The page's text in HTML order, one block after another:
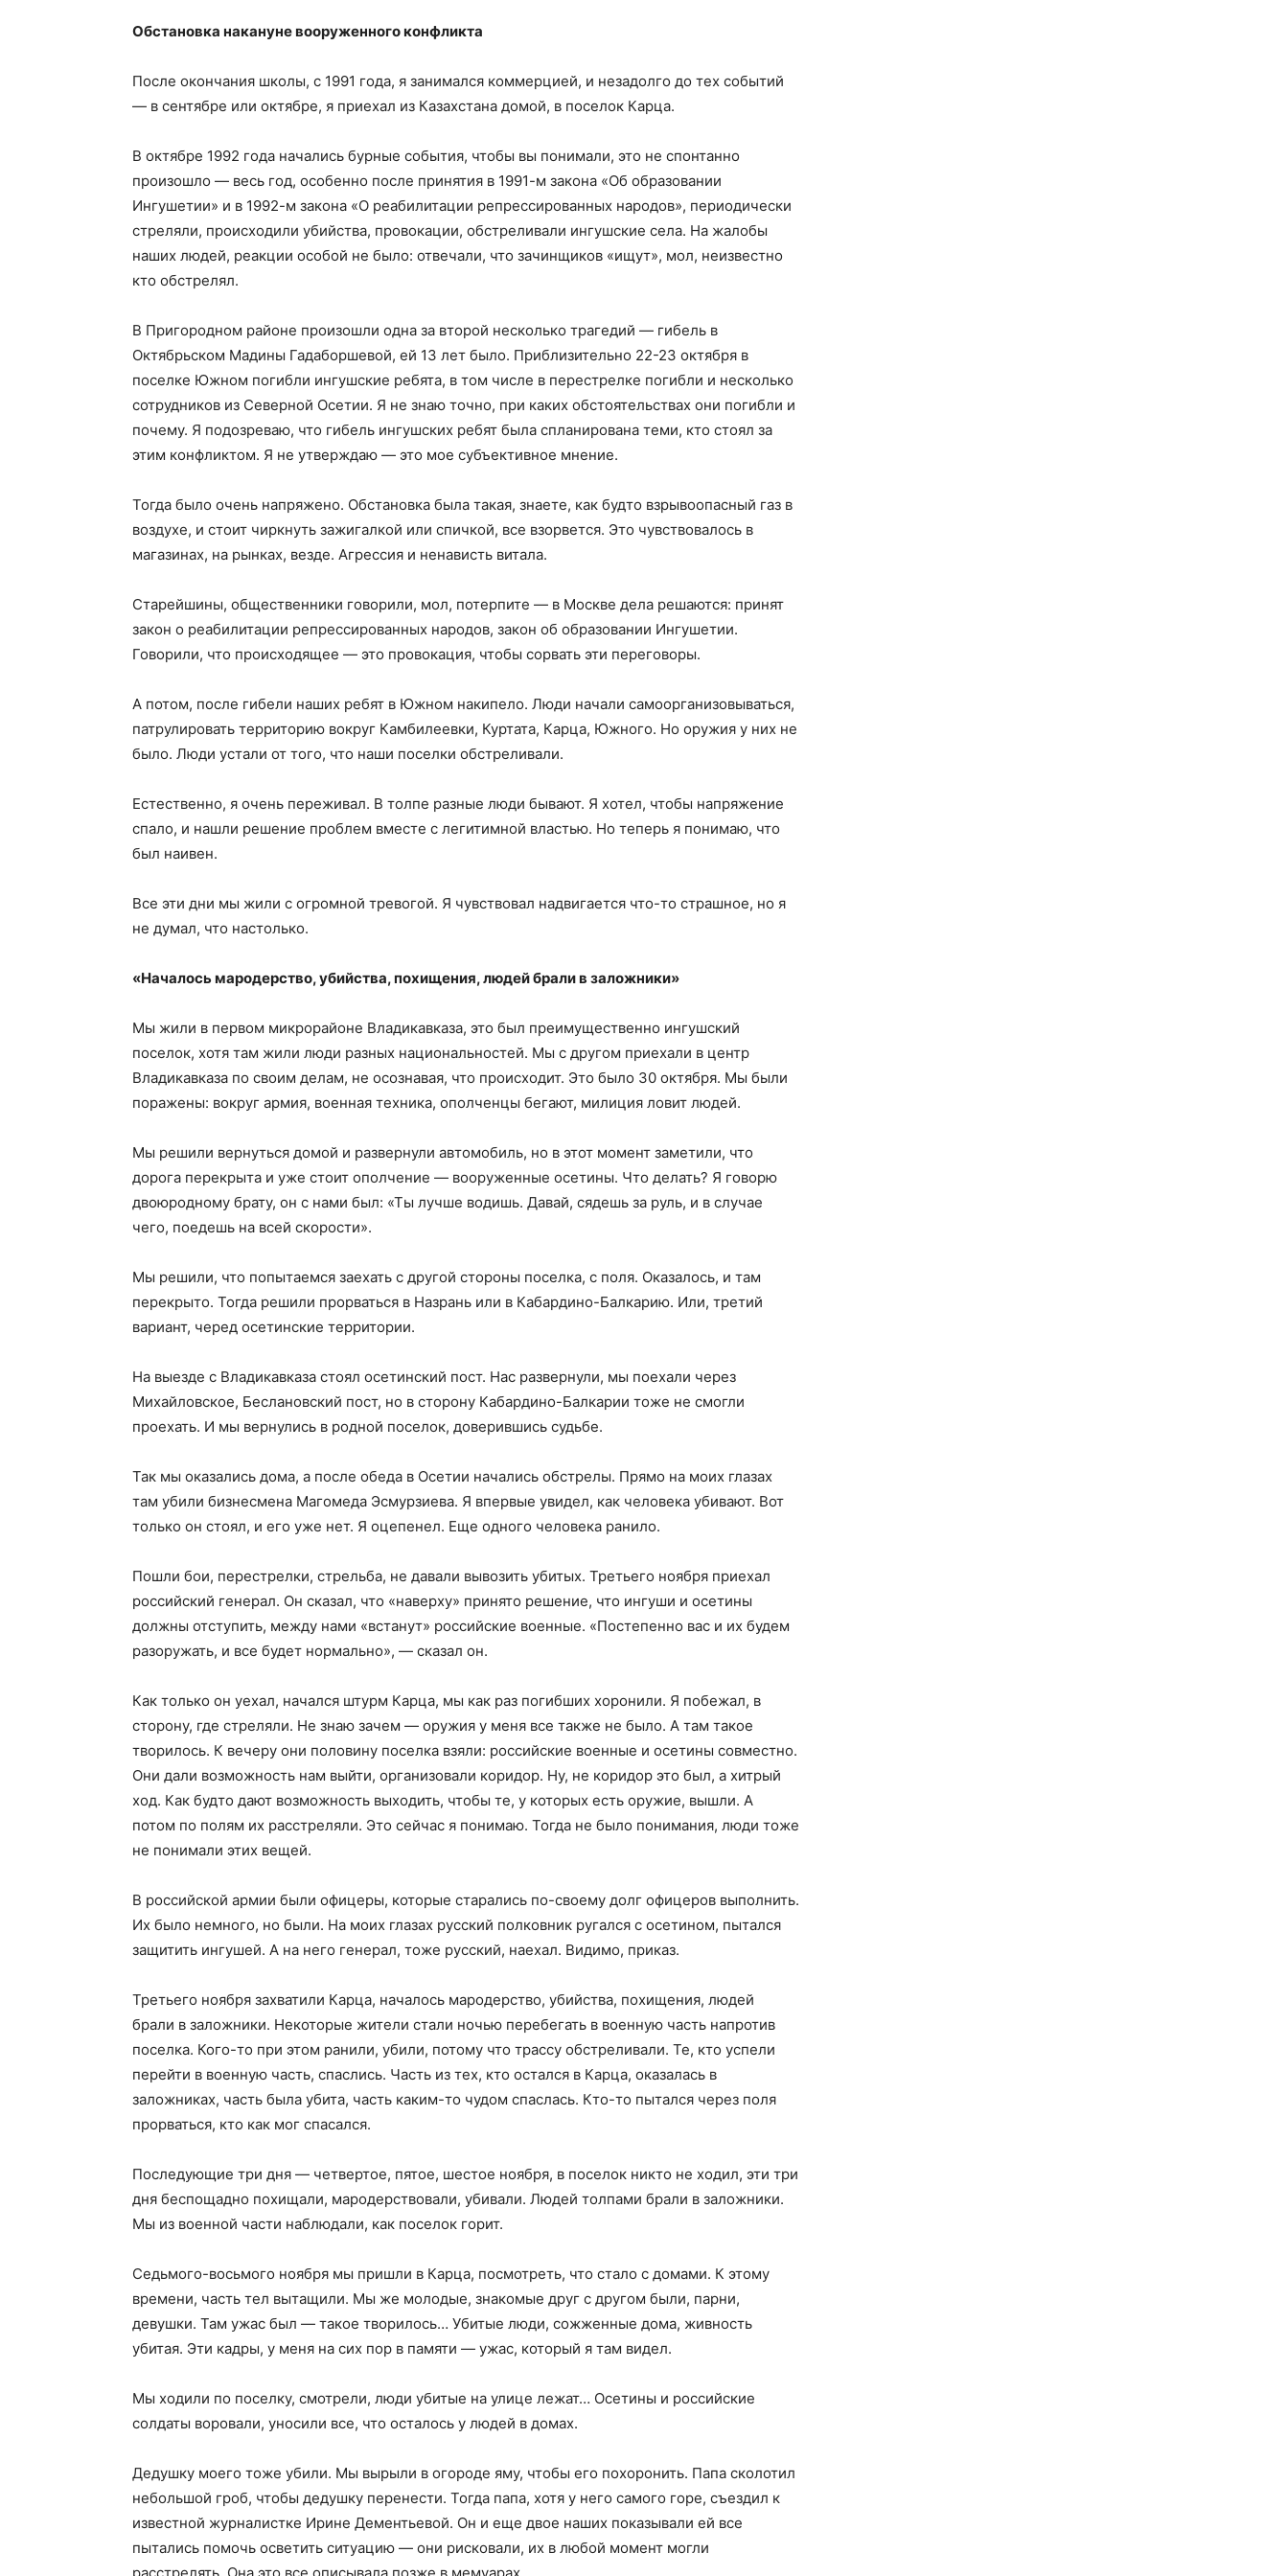
Обстановка накануне вооруженного конфликта
После окончания школы, с 1991 года, я занимался коммерцией, и незадолго до тех событий
— в сентябре или октябре, я приехал из Казахстана домой, в поселок Карца.
В октябре 1992 года начались бурные события, чтобы вы понимали, это не спонтанно
произошло — весь год, особенно после принятия в 1991-м закона «Об образовании
Ингушетии» и в 1992-м закона «О реабилитации репрессированных народов», периодически
стреляли, происходили убийства, провокации, обстреливали ингушские села. На жалобы
наших людей, реакции особой не было: отвечали, что зачинщиков «ищут», мол, неизвестно
кто обстрелял.
В Пригородном районе произошли одна за второй несколько трагедий — гибель в
Октябрьском Мадины Гадаборшевой, ей 13 лет было. Приблизительно 22-23 октября в
поселке Южном погибли ингушские ребята, в том числе в перестрелке погибли и несколько
сотрудников из Северной Осетии. Я не знаю точно, при каких обстоятельствах они погибли и
почему. Я подозреваю, что гибель ингушских ребят была спланирована теми, кто стоял за
этим конфликтом. Я не утверждаю — это мое субъективное мнение.
Тогда было очень напряжено. Обстановка была такая, знаете, как будто взрывоопасный газ в
воздухе, и стоит чиркнуть зажигалкой или спичкой, все взорвется. Это чувствовалось в
магазинах, на рынках, везде. Агрессия и ненависть витала.
Старейшины, общественники говорили, мол, потерпите — в Москве дела решаются: принят
закон о реабилитации репрессированных народов, закон об образовании Ингушетии.
Говорили, что происходящее — это провокация, чтобы сорвать эти переговоры.
А потом, после гибели наших ребят в Южном накипело. Люди начали самоорганизовываться,
патрулировать территорию вокруг Камбилеевки, Куртата, Карца, Южного. Но оружия у них не
было. Люди устали от того, что наши поселки обстреливали.
Естественно, я очень переживал. В толпе разные люди бывают. Я хотел, чтобы напряжение
спало, и нашли решение проблем вместе с легитимной властью. Но теперь я понимаю, что
был наивен.
Все эти дни мы жили с огромной тревогой. Я чувствовал надвигается что-то страшное, но я
не думал, что настолько.
«Началось мародерство, убийства, похищения, людей брали в заложники»
Мы жили в первом микрорайоне Владикавказа, это был преимущественно ингушский
поселок, хотя там жили люди разных национальностей. Мы с другом приехали в центр
Владикавказа по своим делам, не осознавая, что происходит. Это было 30 октября. Мы были
поражены: вокруг армия, военная техника, ополченцы бегают, милиция ловит людей.
Мы решили вернуться домой и развернули автомобиль, но в этот момент заметили, что
дорога перекрыта и уже стоит ополчение — вооруженные осетины. Что делать? Я говорю
двоюродному брату, он с нами был: «Ты лучше водишь. Давай, сядешь за руль, и в случае
чего, поедешь на всей скорости».
Мы решили, что попытаемся заехать с другой стороны поселка, с поля. Оказалось, и там
перекрыто. Тогда решили прорваться в Назрань или в Кабардино-Балкарию. Или, третий
вариант, черед осетинские территории.
На выезде с Владикавказа стоял осетинский пост. Нас развернули, мы поехали через
Михайловское, Беслановский пост, но в сторону Кабардино-Балкарии тоже не смогли
проехать. И мы вернулись в родной поселок, доверившись судьбе.
Так мы оказались дома, а после обеда в Осетии начались обстрелы. Прямо на моих глазах
там убили бизнесмена Магомеда Эсмурзиева. Я впервые увидел, как человека убивают. Вот
только он стоял, и его уже нет. Я оцепенел. Еще одного человека ранило.
Пошли бои, перестрелки, стрельба, не давали вывозить убитых. Третьего ноября приехал
российский генерал. Он сказал, что «наверху» принято решение, что ингуши и осетины
должны отступить, между нами «встанут» российские военные. «Постепенно вас и их будем
разоружать, и все будет нормально», — сказал он.
Как только он уехал, начался штурм Карца, мы как раз погибших хоронили. Я побежал, в
сторону, где стреляли. Не знаю зачем — оружия у меня все также не было. А там такое
творилось. К вечеру они половину поселка взяли: российские военные и осетины совместно.
Они дали возможность нам выйти, организовали коридор. Ну, не коридор это был, а хитрый
ход. Как будто дают возможность выходить, чтобы те, у которых есть оружие, вышли. А
потом по полям их расстреляли. Это сейчас я понимаю. Тогда не было понимания, люди тоже
не понимали этих вещей.
В российской армии были офицеры, которые старались по-своему долг офицеров выполнить.
Их было немного, но были. На моих глазах русский полковник ругался с осетином, пытался
защитить ингушей. А на него генерал, тоже русский, наехал. Видимо, приказ.
Третьего ноября захватили Карца, началось мародерство, убийства, похищения, людей
брали в заложники. Некоторые жители стали ночью перебегать в военную часть напротив
поселка. Кого-то при этом ранили, убили, потому что трассу обстреливали. Те, кто успели
перейти в военную часть, спаслись. Часть из тех, кто остался в Карца, оказалась в
заложниках, часть была убита, часть каким-то чудом спаслась. Кто-то пытался через поля
прорваться, кто как мог спасался.
Последующие три дня — четвертое, пятое, шестое ноября, в поселок никто не ходил, эти три
дня беспощадно похищали, мародерствовали, убивали. Людей толпами брали в заложники.
Мы из военной части наблюдали, как поселок горит.
Седьмого-восьмого ноября мы пришли в Карца, посмотреть, что стало с домами. К этому
времени, часть тел вытащили. Мы же молодые, знакомые друг с другом были, парни,
девушки. Там ужас был — такое творилось… Убитые люди, сожженные дома, живность
убитая. Эти кадры, у меня на сих пор в памяти — ужас, который я там видел.
Мы ходили по поселку, смотрели, люди убитые на улице лежат… Осетины и российские
солдаты воровали, уносили все, что осталось у людей в домах.
Дедушку моего тоже убили. Мы вырыли в огороде яму, чтобы его похоронить. Папа сколотил
небольшой гроб, чтобы дедушку перенести. Тогда папа, хотя у него самого горе, съездил к
известной журналистке Ирине Дементьевой. Он и еще двое наших показывали ей все
пытались помочь осветить ситуацию — они рисковали, их в любой момент могли